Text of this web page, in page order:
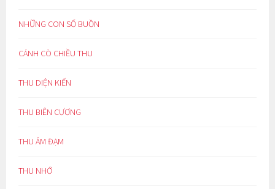
NHỮNG CON SỐ BUỒN
CÁNH CÒ CHIỀU THU
THU DIỆN KIẾN
THU BIÊN CƯƠNG
THU ẢM ĐẠM
THU NHỚ